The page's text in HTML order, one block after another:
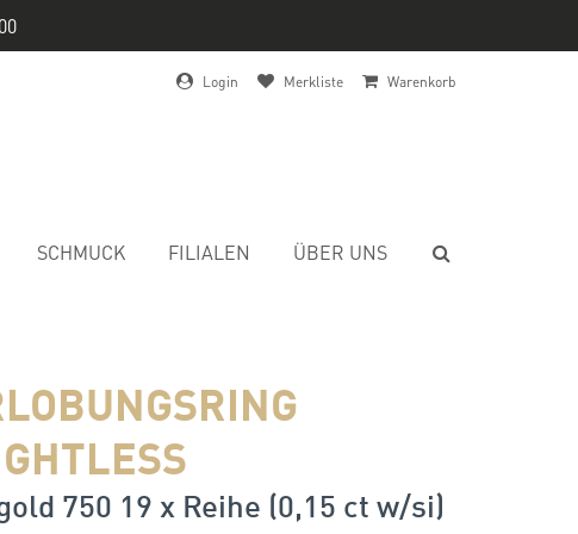
Login Merkliste Warenkorb
SCHMUCK FILIALEN ÜBER UNS
750 19 x Reihe (0,15 ct w/si)